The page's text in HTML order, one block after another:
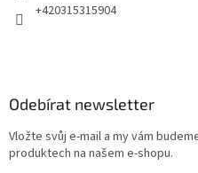
+420315315904
Odebírat newsletter
Vložte svůj e-mail a my vám
produktech na našem e-shopu.